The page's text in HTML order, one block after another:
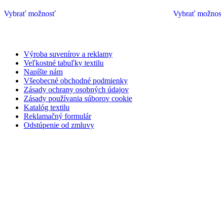
Vybrať možnosť Vybrať
Výroba suvenírov a reklamy
Veľkostné tabuľky textilu
Napíšte nám
Všeobecné obchodné podmienky
Zásady ochrany osobných údajov
Zásady používania súborov cookie
Katalóg textilu
Reklamačný formulár
Odstúpenie od zmluvy